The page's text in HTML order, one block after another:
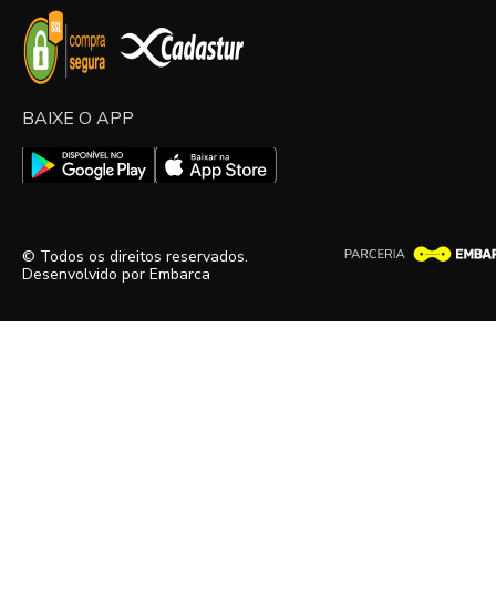
BAIXE O APP
© Todos os direitos reservados.
Desenvolvido por Embarca